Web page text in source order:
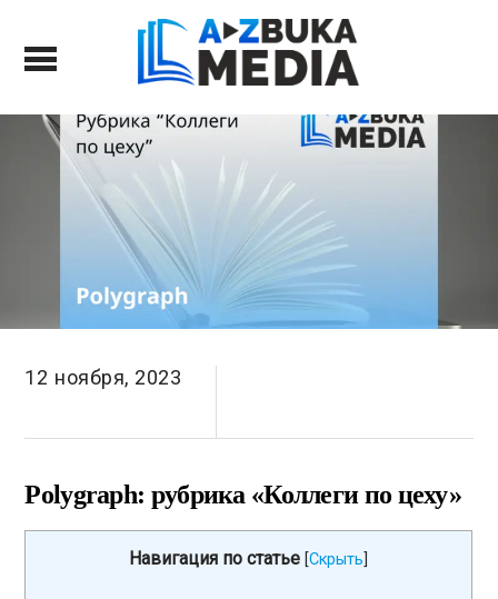
12 ноября, 2023
Polygraph: рубрика «Коллеги по цеху»
Навигация по статье [Скрыть